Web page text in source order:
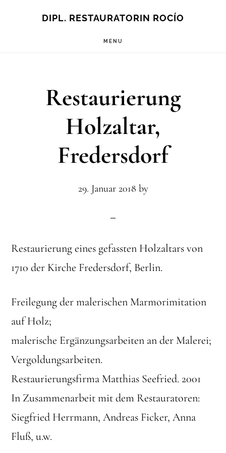
DIPL. RESTAURATORIN ROCÍO
MENU
Restaurierung
Holzaltar,
Fredersdorf
29. Januar 2018 by
Restaurierung eines gefassten Holzaltars von
1710 der Kirche Fredersdorf, Berlin.
Freilegung der malerischen Marmorimitation
auf Holz;
malerische Ergänzungsarbeiten an der Malerei;
Vergoldungsarbeiten.
Restaurierungsfirma Matthias Seefried. 2001
In Zusammenarbeit mit dem Restauratoren:
Siegfried Herrmann, Andreas Ficker, Anna
Fluß, u.w.